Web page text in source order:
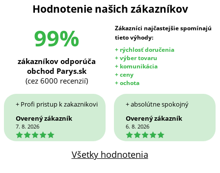
Hodnotenie našich zákazníkov
99%
Zákazníci najčastejšie spomínajú
tieto výhody:
+ rýchlosť doručenia
+ výber tovaru
+ komunikácia
+ ceny
+ ochota
zákazníkov odporúča
obchod Parys.sk
(cez 6000 recenzií)
+ Profi pristup k zakaznikovi
Overený zákazník
7. 8. 2026
5
+ absolútne spokojný
Overený zákazník
6. 8. 2026
5
Všetky hodnotenia